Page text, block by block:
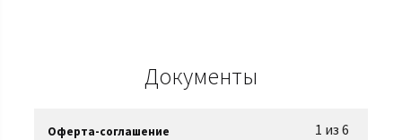
Документы
1 из 6
Оферта-соглашение